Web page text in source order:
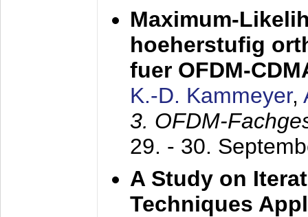
Maximum-
hoeherstufig
fuer OFDM-
K.-D. Kammeyer,
3. OFDM-
29. - 30.
A Study on
Techniques